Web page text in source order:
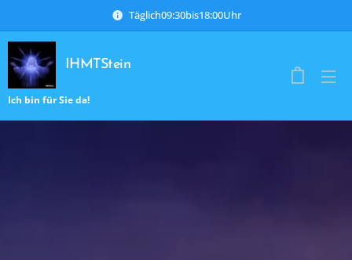
Täglich09:30bis18:00Uhr
IHMTStein
Ich bin für Sie da!